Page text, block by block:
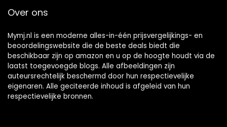
Over ons
Mymj.nl is een moderne alles-in-één prijsvergelijkings- en
beoordelingswebsite die de beste deals biedt die
beschikbaar zijn op amazon en u op de hoogte houdt via de
laatst toegevoegde blogs. Alle afbeeldingen zijn
auteursrechtelijk beschermd door hun respectievelijke
eigenaren. Alle geciteerde inhoud is afgeleid van hun
respectievelijke bronnen.